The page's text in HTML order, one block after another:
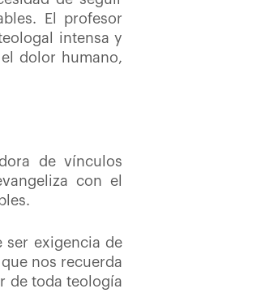
El profesor
intensa y
dolor humano,
de vínculos
con el
ser exigencia de
nos recuerda
de toda teología